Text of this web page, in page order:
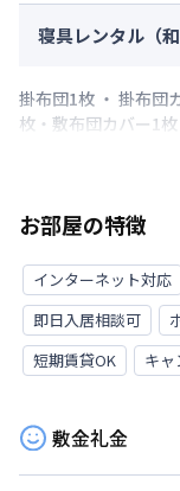
寝具レンタル（和
掛布団1枚 ・ 掛布団
枚・敷布団カバー1
お部屋の特徴
インターネット対応
即日入居相談可
短期賃貸OK
キャ
敷金礼金